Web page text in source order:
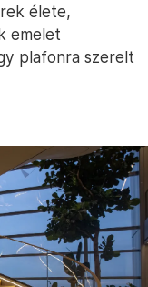
élete,
emelet
plafonra szerelt